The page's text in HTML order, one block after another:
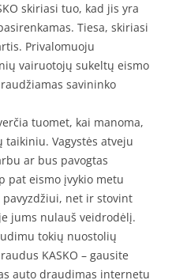
skiriasi tuo, kad jis yra
Tiesa, skiriasi
Privalomuoju
vairuotojų sukeltų eismo
savininko
tuomet, kai manoma,
Vagystės atveju
ar bus pavogtas
pat eismo įvykio metu
net ir stovint
jums nulauš veidrodėlį.
tokių nuostolių
KASKO – gausite
auto draudimas internetu